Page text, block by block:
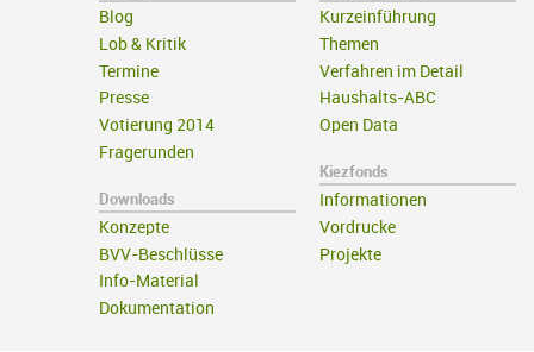
Blog
Lob & Kritik
Termine
Presse
Votierung 2014
Fragerunden
Downloads
Konzepte
BVV-Beschlüsse
Info-Material
Dokumentation
Kurzeinführung
Themen
Verfahren im Detail
Haushalts-ABC
Open Data
Kiezfonds
Informationen
Vordrucke
Projekte